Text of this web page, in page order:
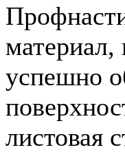
успешно
листовая